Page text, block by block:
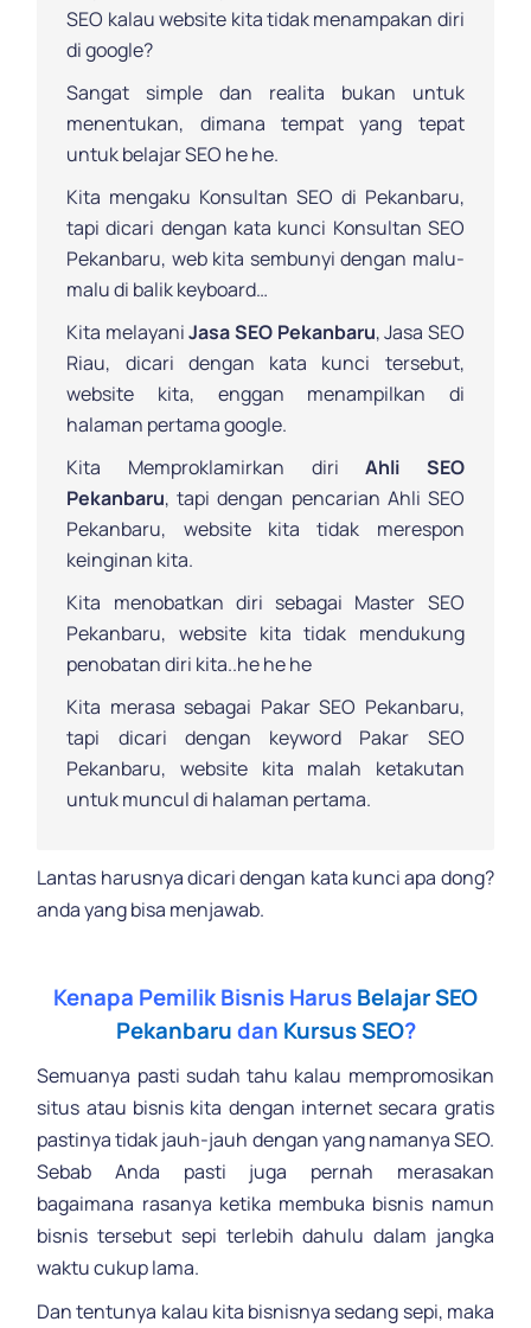
SEO kalau website kita tidak menampakan diri
di google?
Sangat simple dan realita bukan untuk
menentukan, dimana tempat yang tepat
untuk belajar SEO he he.
Kita mengaku Konsultan SEO di Pekanbaru,
tapi dicari dengan kata kunci Konsultan SEO
Pekanbaru, web kita sembunyi dengan malu-
malu di balik keyboard…
Kita melayaniJasa SEO Pekanbaru, Jasa SEO
Riau, dicari dengan kata kunci tersebut,
website kita, enggan menampilkan di
halaman pertama google.
Kita Memproklamirkan diriAhli SEO
Pekanbaru, tapi dengan pencarian Ahli SEO
Pekanbaru, website kita tidak merespon
keinginan kita.
Kita menobatkan diri sebagai Master SEO
Pekanbaru, website kita tidak mendukung
penobatan diri kita..he he he
Kita merasa sebagai Pakar SEO Pekanbaru,
tapi dicari dengan keyword Pakar SEO
Pekanbaru, website kita malah ketakutan
untuk muncul di halaman pertama.
Lantas harusnya dicari dengan kata kunci apa dong?
anda yang bisa menjawab.
Kenapa Pemilik Bisnis HarusBelajar SEO
Pekanbarudan Kursus SEO?
Semuanya pasti sudah tahu kalau mempromosikan
situs atau bisnis kita dengan internet secara gratis
pastinya tidak jauh-jauh dengan yang namanya SEO.
Sebab Anda pasti juga pernah merasakan
bagaimana rasanya ketika membuka bisnis namun
bisnis tersebut sepi terlebih dahulu dalam jangka
waktu cukup lama.
Dan tentunya kalau kita bisnisnya sedang sepi, maka